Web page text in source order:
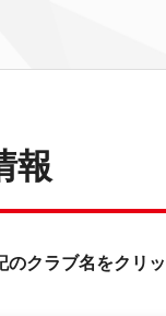
報
クラブ名をクリ